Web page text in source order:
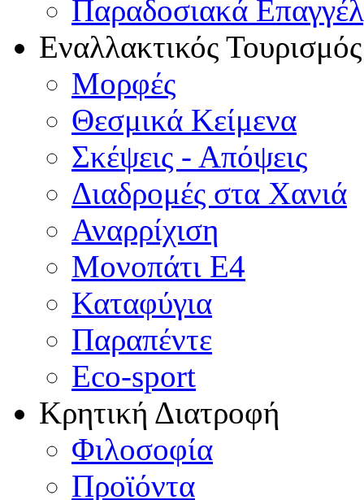
Παραδοσιακά
Εναλλακτικός Τουρισμός
Μορφές
Θεσμικά Κείμενα
Σκέψεις - Απόψεις
Διαδρομές στα Χανιά
Αναρρίχιση
Μονοπάτι Ε4
Καταφύγια
Παραπέντε
Eco-sport
Κρητική Διατροφή
Φιλοσοφία
Προϊόντα